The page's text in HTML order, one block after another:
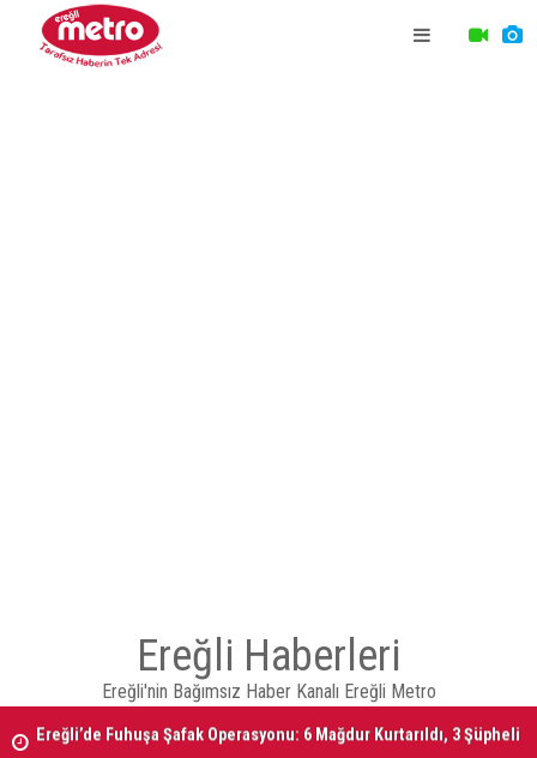
Ereğli Haberleri
Ereğli'nin Bağımsız Haber Kanalı Ereğli Metro
Ereğli’de Fuhuşa Şafak Operasyonu: 6 Mağdur Kurtarıldı, 3 Şüpheli
Gözaltında
05 AĞUSTOS 2026 Tarihinde Ereğli’de Vefat Edenler